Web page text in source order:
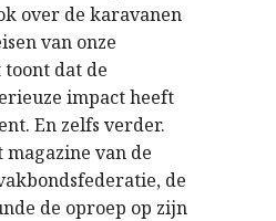
over de karavanen
van onze
dat de
impact heeft
En zelfs verder.
van de
de
de oproep op zijn